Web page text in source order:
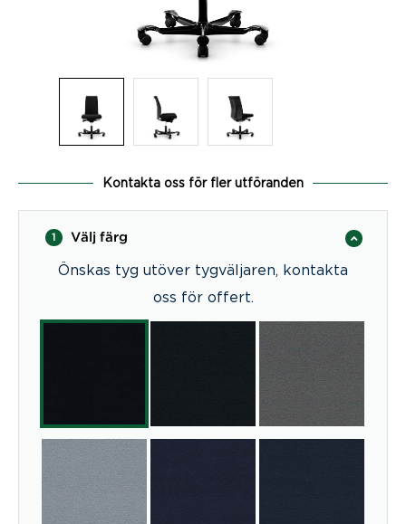
Kontakta oss för fler utföranden
1 Välj färg
Önskas tyg utöver tygväljaren, kontakta
oss för offert.